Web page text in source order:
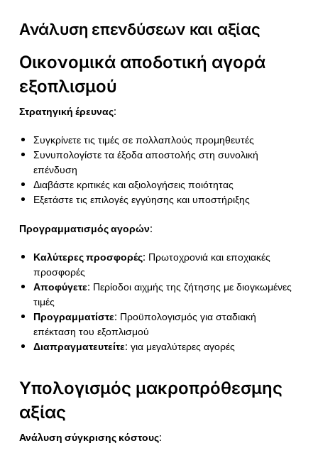
Ανάλυση επενδύσεων και αξίας
Οικονομικά αποδοτική αγορά
εξοπλισμού
Στρατηγική έρευνας:
Συγκρίνετε τις τιμές σε πολλαπλούς προμηθευτές
Συνυπολογίστε τα έξοδα αποστολής στη συνολική
επένδυση
Διαβάστε κριτικές και αξιολογήσεις ποιότητας
Εξετάστε τις επιλογές εγγύησης και υποστήριξης
Προγραμματισμός αγορών:
Καλύτερες προσφορές: Πρωτοχρονιά και εποχιακές
προσφορές
Αποφύγετε: Περίοδοι αιχμής της ζήτησης με διογκωμένες
τιμές
Προγραμματίστε: Προϋπολογισμός για σταδιακή
επέκταση του εξοπλισμού
Διαπραγματευτείτε: για μεγαλύτερες αγορές
Υπολογισμός μακροπρόθεσμης
αξίας
Ανάλυση σύγκρισης κόστους: